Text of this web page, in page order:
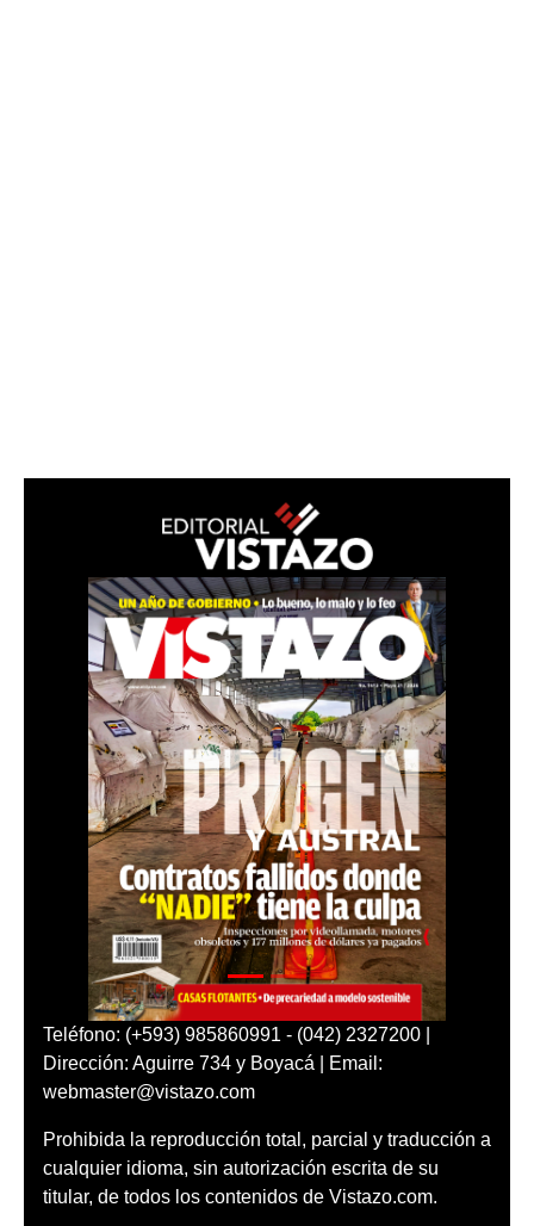
Teléfono: (+593) 985860991 - (042) 2327200 |
Dirección: Aguirre 734 y Boyacá | Email:
webmaster@vistazo.com
Prohibida la reproducción total, parcial y traducción a
cualquier idioma, sin autorización escrita de su
titular, de todos los contenidos de Vistazo.com.